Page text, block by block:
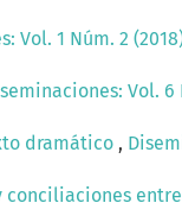
Vol. 1 Núm. 2
Vol. 6
dramático ,